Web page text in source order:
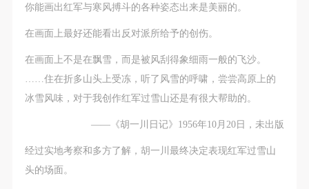
你能画出红军与寒风搏斗的各种姿态出来是美丽的。
在画面上最好还能看出反对派所给予的创伤。
在画面上不是在飘雪，而是被风刮得象细雨一般的飞沙。
……住在折多山头上受冻，听了风雪的呼啸，尝尝高原上的
冰雪风味，对于我创作红军过雪山还是有很大帮助的。
——《胡一川日记》1956年10月20日，未出版
经过实地考察和多方了解，胡一川最终决定表现红军过雪山
头的场面。